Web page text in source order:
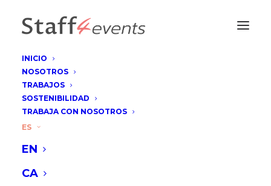
INICIO
NOSOTROS
TRABAJOS
SOSTENIBILIDAD
TRABAJA CON NOSOTROS
ES
EN
CA
Campaña Nacional